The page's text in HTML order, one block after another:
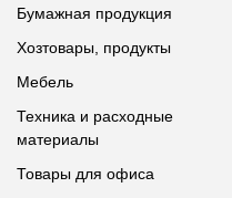
Бумажная продукция
Хозтовары, продукты
Мебель
Техника и расходные
материалы
Товары для офиса